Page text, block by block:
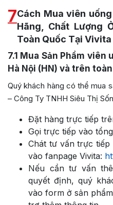
7Cách Mua viên
Hãng, Chất Lượng
Toàn Quốc Tại Vivita
7.1 Mua Sản Phẩm viên
Hà Nội (HN) và trên
Quý khách hàng có thể mua
– Công Ty TNHH Siêu Thị
Đặt hàng trực tiếp
Gọi trực tiếp vào
Chát tư vấn trực tiếp
vào fanpage Vivita:
Nếu cần tư vấn
quyết định, quý
vào form ở sản